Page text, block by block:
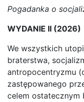
Pogadanka o
WYDANIE II (2026)
We wszystkich
braterstwa,
antropocentryzmu
zastępowanego
celem ostatecznym